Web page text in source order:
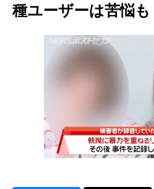
種ユーザーは苦悩も